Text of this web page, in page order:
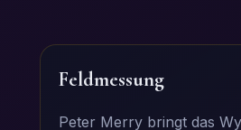
Feldmessung
Peter Merry bringt das